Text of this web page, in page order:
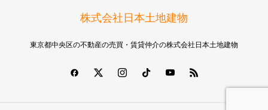
株式会社日本土地建物
東京都中央区の不動産の売買・賃貸仲介の株式会社日本土地建物